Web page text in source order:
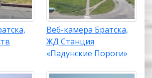
Веб-камера Братска,
ЖД Станция
«Падунские Пороги»